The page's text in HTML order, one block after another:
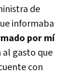
de
informaba
por mí
al gasto que
con